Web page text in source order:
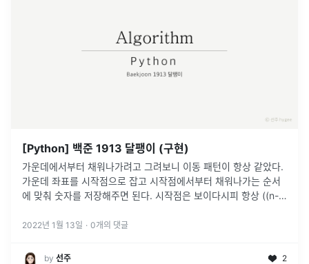
[Python] 백준 1913 달팽이 (구현)
가운데에서부터 채워나가려고 그려보니 이동 패턴이 항상 같았다.
가운데 좌표를 시작점으로 잡고 시작점에서부터 채워나가는 순서
에 맞춰 숫자를 저장해주면 된다. 시작점은 보이다시피 항상 ((n-
2022년 1월 13일 · 0개의 댓글
by 선주 2